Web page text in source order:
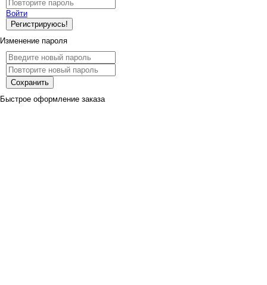
Войти
Регистрируюсь!
Изменение пароля
Сохранить
Быстрое оформление заказа